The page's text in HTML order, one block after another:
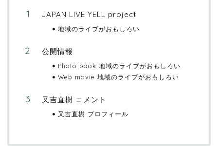
JAPAN LIVE YELL project
地域のライブがおもしろい
公開情報
Photo book 地域のライブがおもしろい
Web movie 地域のライブがおもしろい
又吉直樹 コメント
又吉直樹 プロフィール